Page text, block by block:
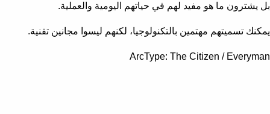
بل يشترون ما هو مفيد لهم في حياتهم اليومية والعملية.
يمكنك تسميتهم مهتمين بالتكنولوجيا، لكنهم ليسوا مجانين تقنية.
ArcType: The Citizen / Everyman